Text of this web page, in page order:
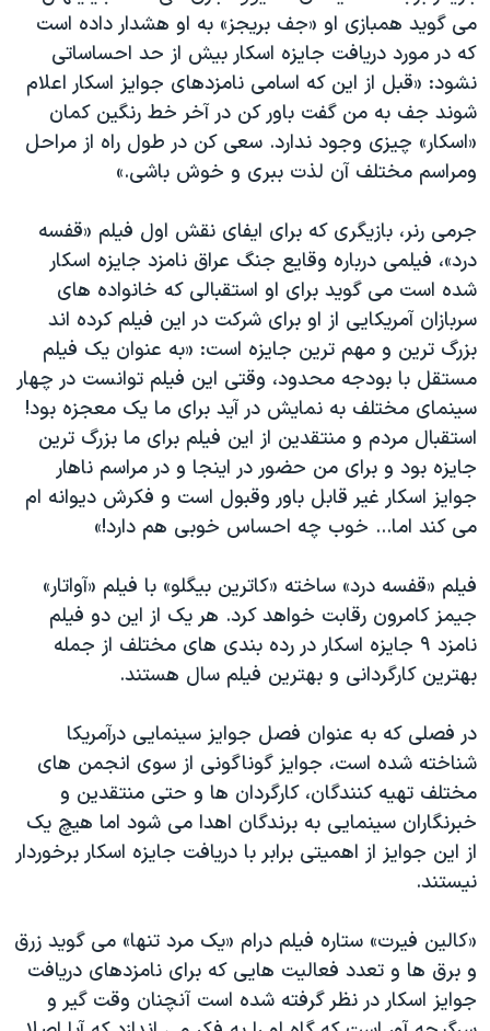
می گوید همبازی او «جف بریجز» به او هشدار داده است
که در مورد دریافت جایزه اسکار بیش از حد احساساتی
نشود: «قبل از این که اسامی نامزدهای جوایز اسکار اعلام
شوند جف به من گفت باور کن در آخر خط رنگین کمان
«اسکار» چیزی وجود ندارد. سعی کن در طول راه از مراحل
ومراسم مختلف آن لذت ببری و خوش باشی.»
جرمی رنر، بازیگری که برای ایفای نقش اول فیلم «قفسه
درد»، فیلمی درباره وقایع جنگ عراق نامزد جایزه اسکار
شده است می گوید برای او استقبالی که خانواده های
سربازان آمریکایی از او برای شرکت در این فیلم کرده اند
بزرگ ترین و مهم ترین جایزه است: «به عنوان یک فیلم
مستقل با بودجه محدود، وقتی این فیلم توانست در چهار
سینمای مختلف به نمایش در آید برای ما یک معجزه بود!
استقبال مردم و منتقدین از این فیلم برای ما بزرگ ترین
جایزه بود و برای من حضور در اینجا و در مراسم ناهار
جوایز اسکار غیر قابل باور وقبول است و فکرش دیوانه ام
می کند اما... خوب چه احساس خوبی هم دارد!»
فیلم «قفسه درد» ساخته «کاترین بیگلو» با فیلم «آواتار»
جیمز کامرون رقابت خواهد کرد. هر یک از این دو فیلم
نامزد ۹ جایزه اسکار در رده بندی های مختلف از جمله
بهترین کارگردانی و بهترین فیلم سال هستند.
در فصلی که به عنوان فصل جوایز سینمایی درآمریکا
شناخته شده است، جوایز گوناگونی از سوی انجمن های
مختلف تهیه کنندگان، کارگردان ها و حتی منتقدین و
خبرنگاران سینمایی به برندگان اهدا می شود اما هیچ یک
از این جوایز از اهمیتی برابر با دریافت جایزه اسکار برخوردار
نیستند.
«کالین فیرت» ستاره فیلم درام «یک مرد تنها» می گوید زرق
و برق ها و تعدد فعالیت هایی که برای نامزدهای دریافت
جوایز اسکار در نظر گرفته شده است آنچنان وقت گیر و